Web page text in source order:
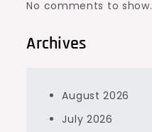
No comments to show.
Archives
August 2026
July 2026